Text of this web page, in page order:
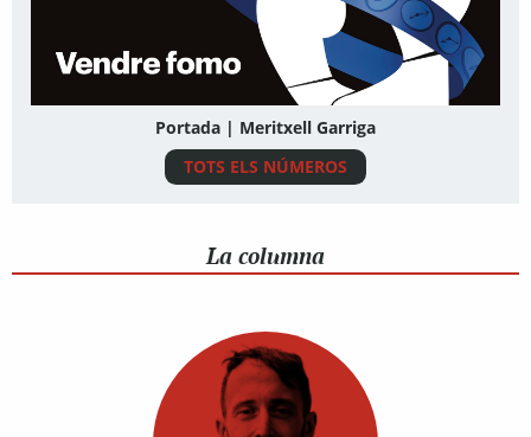
Portada | Meritxell Garriga
TOTS ELS NÚMEROS
La columna